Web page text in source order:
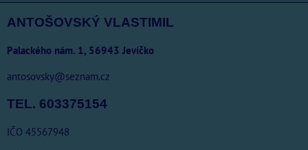
ANTOŠOVSKÝ VLASTIMIL
Palackého nám. 1, 56943 Jevíčko
antosovsky@seznam.cz
TEL. 603375154
IČO 45567948